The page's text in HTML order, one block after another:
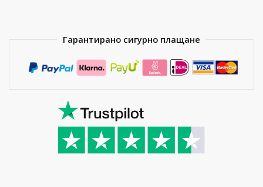
Гарантирано сигурно плащане